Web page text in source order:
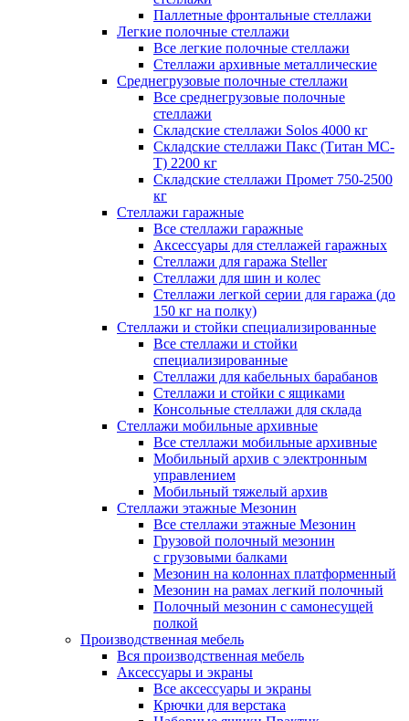
Паллетные фронтальные стеллажи
Легкие полочные стеллажи
Все легкие полочные стеллажи
Стеллажи архивные металлические
Среднегрузовые полочные стеллажи
Все среднегрузовые полочные
стеллажи
Складские стеллажи Solos 4000 кг
Складские стеллажи Пакс (Титан МС-
Т) 2200 кг
Складские стеллажи Промет 750-2500
кг
Стеллажи гаражные
Все стеллажи гаражные
Аксессуары для стеллажей гаражных
Стеллажи для гаража Steller
Стеллажи для шин и колес
Стеллажи легкой серии для гаража (до
150 кг на полку)
Стеллажи и стойки специализированные
Все стеллажи и стойки
специализированные
Стеллажи для кабельных барабанов
Стеллажи и стойки с ящиками
Консольные стеллажи для склада
Стеллажи мобильные архивные
Все стеллажи мобильные архивные
Мобильный архив с электронным
управлением
Мобильный тяжелый архив
Стеллажи этажные Мезонин
Все стеллажи этажные Мезонин
Грузовой полочный мезонин
с грузовыми балками
Мезонин на колоннах платформенный
Мезонин на рамах легкий полочный
Полочный мезонин с самонесущей
полкой
Производственная мебель
Вся производственная мебель
Аксессуары и экраны
Все аксессуары и экраны
Крючки для верстака